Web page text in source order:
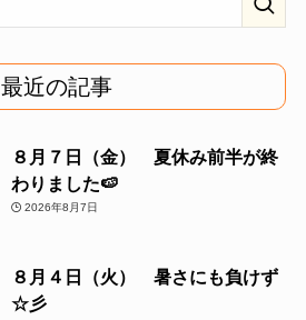
最近の記事
８月７日（金） 夏休み前半が終
わりました🍉
2026年8月7日
８月４日（火） 暑さにも負けず
☆彡